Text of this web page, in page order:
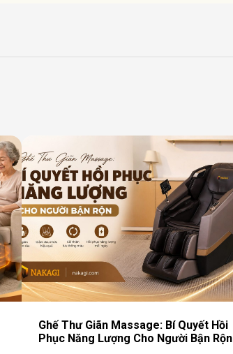
Ghế Thư Giãn Massage: Bí Quyết Hồi
Phục Năng Lượng Cho Người Bận Rộn